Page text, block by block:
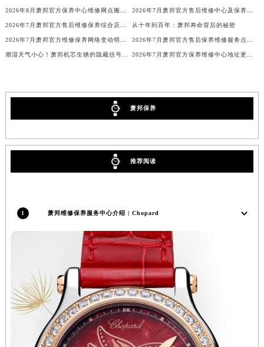
从十年到百年：萧邦寿命背后的秘密
萧邦保养
推荐阅读
1 萧邦维修保养服务中心介绍 | Chopard